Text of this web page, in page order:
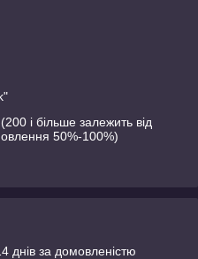
і більше залежить від
50%-100%)
днів за домовленістю